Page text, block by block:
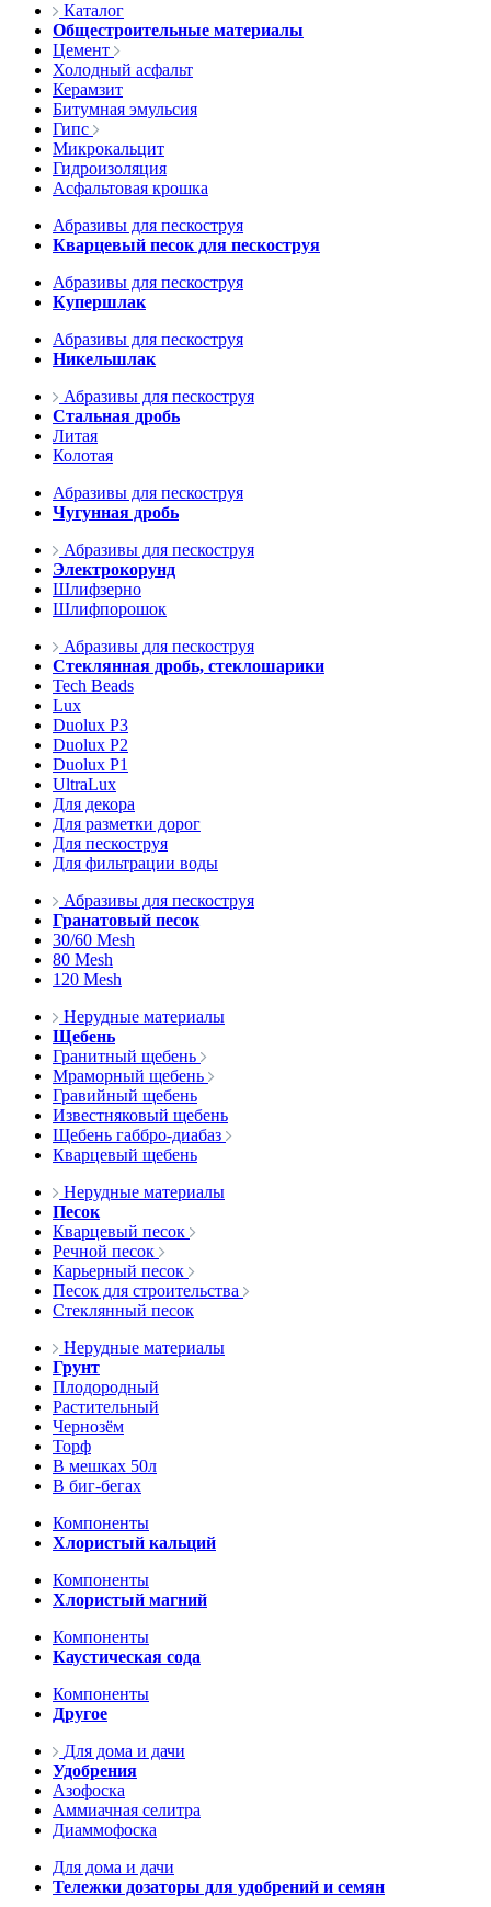
Каталог
Общестроительные материалы
Цемент
Холодный асфальт
Керамзит
Битумная эмульсия
Гипс
Микрокальцит
Гидроизоляция
Асфальтовая крошка
Абразивы для пескоструя
Кварцевый песок для пескоструя
Абразивы для пескоструя
Купершлак
Абразивы для пескоструя
Никельшлак
Абразивы для пескоструя
Стальная дробь
Литая
Колотая
Абразивы для пескоструя
Чугунная дробь
Абразивы для пескоструя
Электрокорунд
Шлифзерно
Шлифпорошок
Абразивы для пескоструя
Стеклянная дробь, стеклошарики
Tech Beads
Lux
Duolux P3
Duolux P2
Duolux P1
UltraLux
Для декора
Для разметки дорог
Для пескоструя
Для фильтрации воды
Абразивы для пескоструя
Гранатовый песок
30/60 Mesh
80 Mesh
120 Mesh
Нерудные материалы
Щебень
Гранитный щебень
Мраморный щебень
Гравийный щебень
Известняковый щебень
Щебень габбро-диабаз
Кварцевый щебень
Нерудные материалы
Песок
Кварцевый песок
Речной песок
Карьерный песок
Песок для строительства
Стеклянный песок
Нерудные материалы
Грунт
Плодородный
Растительный
Чернозём
Торф
В мешках 50л
В биг-бегах
Компоненты
Хлористый кальций
Компоненты
Хлористый магний
Компоненты
Каустическая сода
Компоненты
Другое
Для дома и дачи
Удобрения
Азофоска
Аммиачная селитра
Диаммофоска
Для дома и дачи
Тележки дозаторы для удобрений и семян